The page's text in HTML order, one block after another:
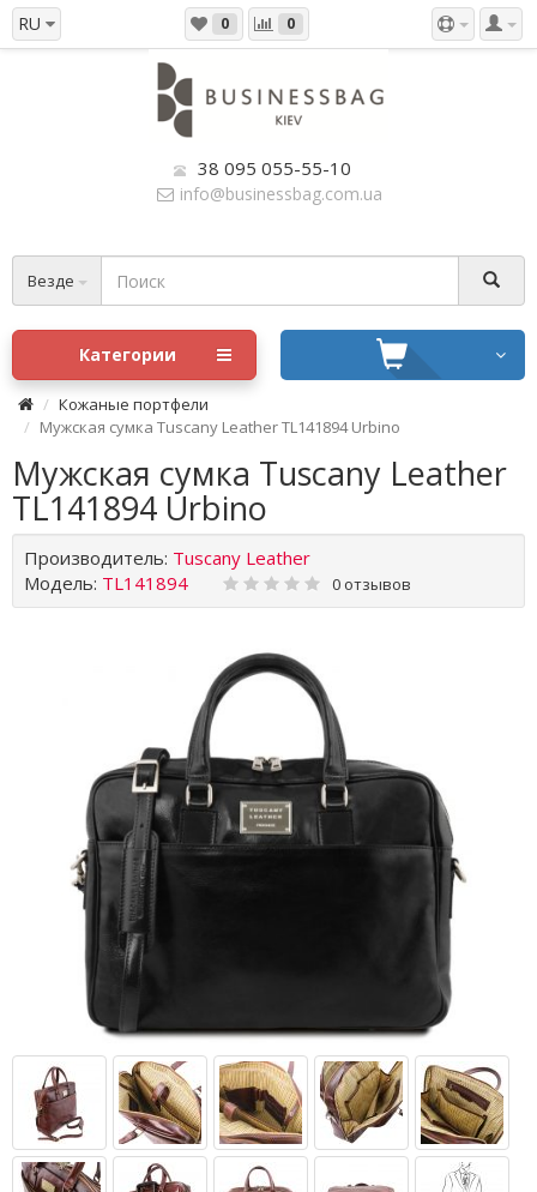
RU 0 0
38 095 055-55-10
info@businessbag.com.ua
Везде
Категории
Кожаные портфели
Мужская сумка Tuscany Leather TL141894 Urbino
Мужская сумка Tuscany Leather
TL141894 Urbino
Производитель: Tuscany Leather
Модель: TL141894 0 отзывов